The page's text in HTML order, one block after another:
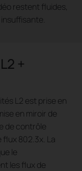
restent fluides,
+
L2 est prise en
en miroir de
de contrôle
802.3x. La
le
les flux de